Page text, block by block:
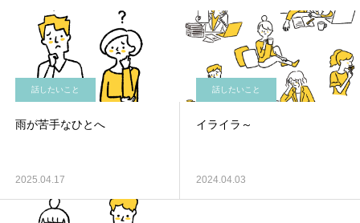
話したいこと
雨が苦手なひとへ
2025.04.17
話したいこと
イライラ～
2024.04.03